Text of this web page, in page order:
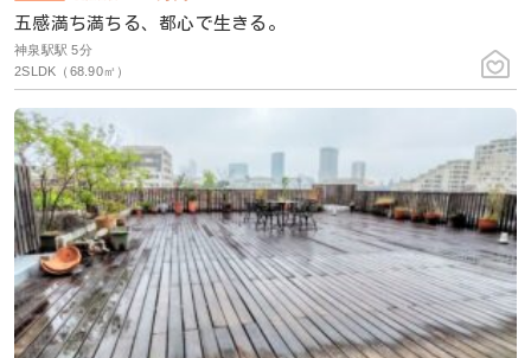
五感満ち満ちる、都心で生きる。
神泉駅駅 5分
2SLDK（68.90㎡）